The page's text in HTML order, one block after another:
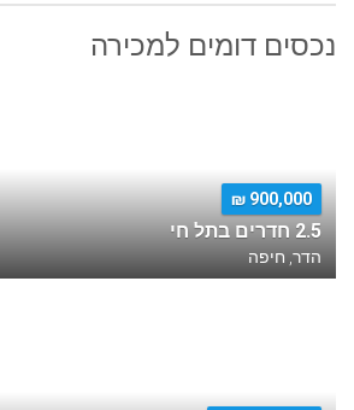
נכסים דומים למכירה
900,000 ₪
2.5 חדרים בתל חי
הדר, חיפה